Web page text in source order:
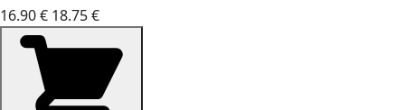
16.90 € 18.75 €